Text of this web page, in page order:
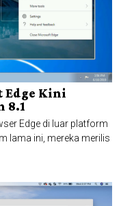
Edge Kini
8.1
Edge di luar platform
lama ini, mereka merilis